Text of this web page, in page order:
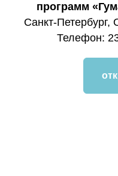
программ
Санкт-
Телефон: